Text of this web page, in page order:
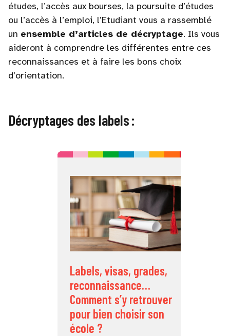
études, l’accès aux bourses, la poursuite d’études
ou l’accès à l’emploi, l’Etudiant vous a rassemblé
un ensemble d’articles de décryptage. Ils vous
aideront à comprendre les différentes entre ces
reconnaissances et à faire les bons choix
d’orientation.
Décryptages des labels :
Labels, visas, grades,
reconnaissance…
Comment s’y retrouver
pour bien choisir son
école ?